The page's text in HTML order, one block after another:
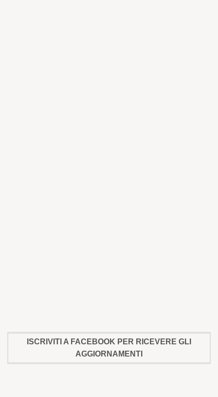
ISCRIVITI A FACEBOOK PER RICEVERE GLI
AGGIORNAMENTI